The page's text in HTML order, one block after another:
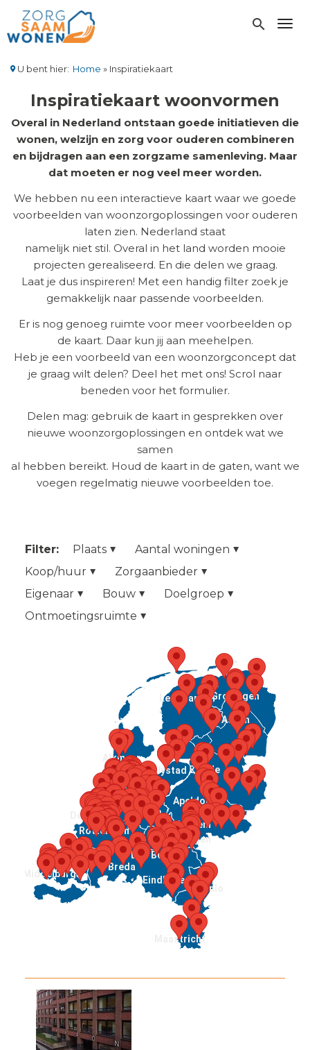
naar
de
gaan
search
U bent hier: Home Inspiratiekaart
Inspiratiekaart woonvormen
Overal in Nederland ontstaan goede initiatieven die
wonen, welzijn en zorg voor ouderen combineren
en bijdragen aan een zorgzame samenleving. Maar
dat moeten er nog veel meer worden.
We hebben nu een interactieve kaart waar we goede
voorbeelden van woonzorgoplossingen voor ouderen
laten zien. Nederland staat
namelijk niet stil. Overal in het land worden mooie
projecten gerealiseerd. En die delen we graag.
Laat je dus inspireren! Met een handig filter zoek je
gemakkelijk naar passende voorbeelden.
Er is nog genoeg ruimte voor meer voorbeelden op
de kaart. Daar kun jij aan meehelpen.
Heb je een voorbeeld van een woonzorgconcept dat
je graag wilt delen? Deel het met ons! Scrol naar
beneden voor het formulier.
Delen mag: gebruik de kaart in gesprekken over
nieuwe woonzorgoplossingen en ontdek wat we
samen
al hebben bereikt. Houd de kaart in de gaten, want we
voegen regelmatig nieuwe voorbeelden toe.